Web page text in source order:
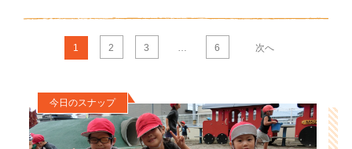
1 2 3 … 6 次へ
今日のスナップ